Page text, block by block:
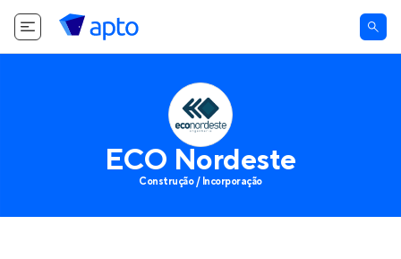
ECO Nordeste
Construção / Incorporação